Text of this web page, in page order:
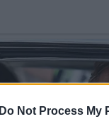
Do Not Process My